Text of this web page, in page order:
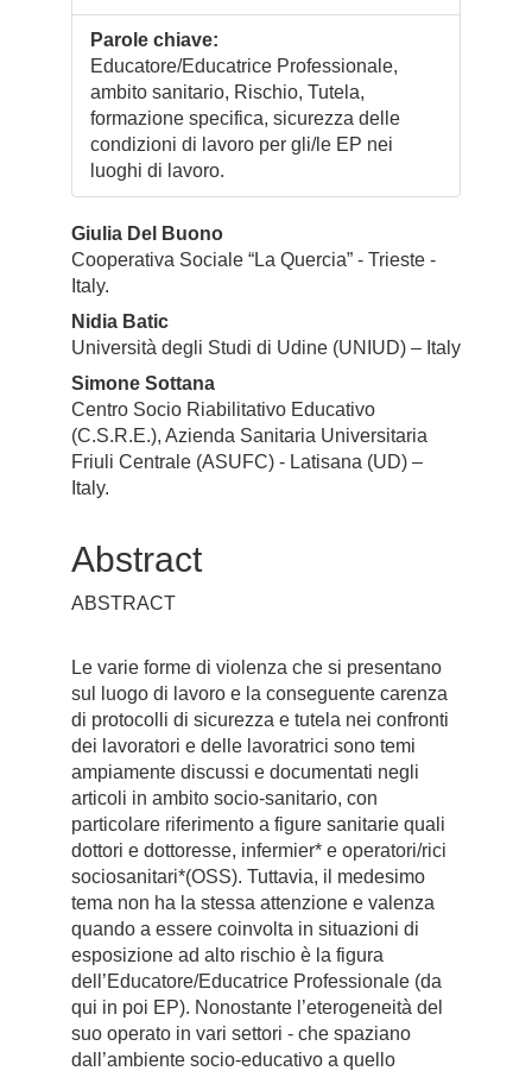
Parole chiave:
Educatore/Educatrice Professionale,
ambito sanitario, Rischio, Tutela,
formazione specifica, sicurezza delle
condizioni di lavoro per gli/le EP nei
luoghi di lavoro.
Contenuto
principale
dell'articolo
Giulia Del Buono
Cooperativa Sociale “La Quercia” - Trieste -
Italy.
Nidia Batic
Università degli Studi di Udine (UNIUD) – Italy
Simone Sottana
Centro Socio Riabilitativo Educativo
(C.S.R.E.), Azienda Sanitaria Universitaria
Friuli Centrale (ASUFC) - Latisana (UD) –
Italy.
Abstract
ABSTRACT
Le varie forme di violenza che si presentano
sul luogo di lavoro e la conseguente carenza
di protocolli di sicurezza e tutela nei confronti
dei lavoratori e delle lavoratrici sono temi
ampiamente discussi e documentati negli
articoli in ambito socio-sanitario, con
particolare riferimento a figure sanitarie quali
dottori e dottoresse, infermier* e operatori/rici
sociosanitari*(OSS). Tuttavia, il medesimo
tema non ha la stessa attenzione e valenza
quando a essere coinvolta in situazioni di
esposizione ad alto rischio è la figura
dell’Educatore/Educatrice Professionale (da
qui in poi EP). Nonostante l’eterogeneità del
suo operato in vari settori - che spaziano
dall’ambiente socio-educativo a quello